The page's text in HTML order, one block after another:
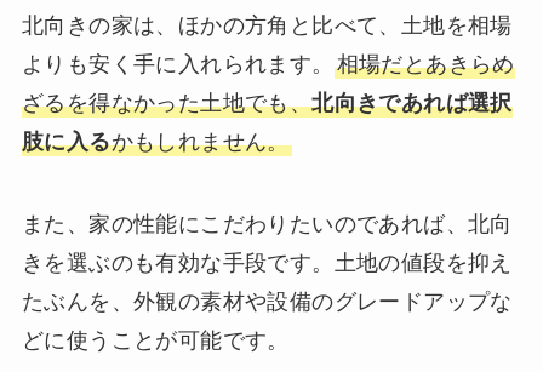
北向きの家は、ほかの方角と比べて、土地を相場
よりも安く手に入れられます。 相場だとあきらめ
ざるを得なかった土地でも、北向きであれば選択
肢に入るかもしれません。
また、家の性能にこだわりたいのであれば、北向
きを選ぶのも有効な手段です。土地の値段を抑え
たぶんを、外観の素材や設備のグレードアップな
どに使うことが可能です。